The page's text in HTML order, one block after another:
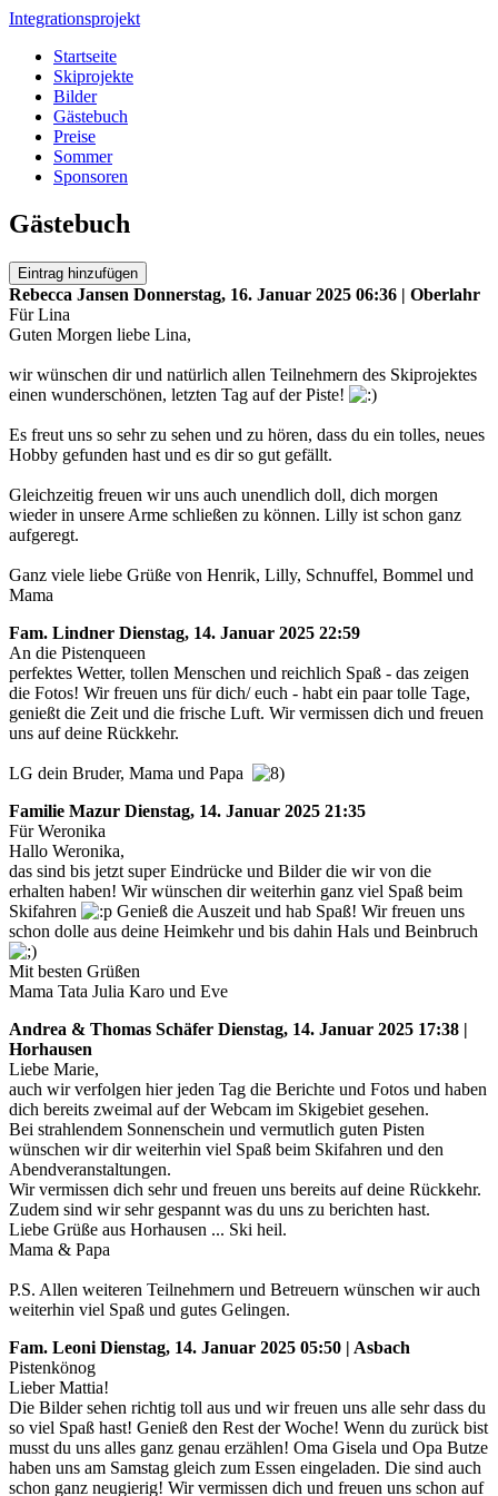
Integrationsprojekt
Startseite
Skiprojekte
Bilder
Gästebuch
Preise
Sommer
Sponsoren
Gästebuch
Eintrag hinzufügen
Rebecca Jansen Donnerstag, 16. Januar 2025 06:36 | Oberlahr
Für Lina
Guten Morgen liebe Lina,
wir wünschen dir und natürlich allen Teilnehmern des Skiprojektes
einen wunderschönen, letzten Tag auf der Piste!
Es freut uns so sehr zu sehen und zu hören, dass du ein tolles, neues
Hobby gefunden hast und es dir so gut gefällt.
Gleichzeitig freuen wir uns auch unendlich doll, dich morgen
wieder in unsere Arme schließen zu können. Lilly ist schon ganz
aufgeregt.
Ganz viele liebe Grüße von Henrik, Lilly, Schnuffel, Bommel und
Mama
Fam. Lindner Dienstag, 14. Januar 2025 22:59
An die Pistenqueen
perfektes Wetter, tollen Menschen und reichlich Spaß - das zeigen
die Fotos! Wir freuen uns für dich/ euch - habt ein paar tolle Tage,
genießt die Zeit und die frische Luft. Wir vermissen dich und freuen
uns auf deine Rückkehr.
LG dein Bruder, Mama und Papa
Familie Mazur Dienstag, 14. Januar 2025 21:35
Für Weronika
Hallo Weronika,
das sind bis jetzt super Eindrücke und Bilder die wir von die
erhalten haben! Wir wünschen dir weiterhin ganz viel Spaß beim
Skifahren
Genieß die Auszeit und hab Spaß! Wir freuen uns
schon dolle aus deine Heimkehr und bis dahin Hals und Beinbruch
Mit besten Grüßen
Mama Tata Julia Karo und Eve
Andrea & Thomas Schäfer Dienstag, 14. Januar 2025 17:38 |
Horhausen
Liebe Marie,
auch wir verfolgen hier jeden Tag die Berichte und Fotos und haben
dich bereits zweimal auf der Webcam im Skigebiet gesehen.
Bei strahlendem Sonnenschein und vermutlich guten Pisten
wünschen wir dir weiterhin viel Spaß beim Skifahren und den
Abendveranstaltungen.
Wir vermissen dich sehr und freuen uns bereits auf deine Rückkehr.
Zudem sind wir sehr gespannt was du uns zu berichten hast.
Liebe Grüße aus Horhausen ... Ski heil.
Mama & Papa
P.S. Allen weiteren Teilnehmern und Betreuern wünschen wir auch
weiterhin viel Spaß und gutes Gelingen.
Fam. Leoni Dienstag, 14. Januar 2025 05:50 | Asbach
Pistenkönog
Lieber Mattia!
Die Bilder sehen richtig toll aus und wir freuen uns alle sehr dass du
so viel Spaß hast! Genieß den Rest der Woche! Wenn du zurück bist
musst du uns alles ganz genau erzählen! Oma Gisela und Opa Butze
haben uns am Samstag gleich zum Essen eingeladen. Die sind auch
schon ganz neugierig! Wir vermissen dich und freuen uns schon auf